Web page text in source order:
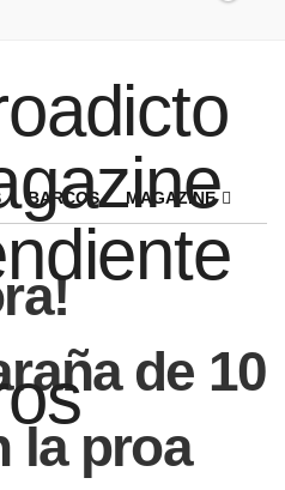
BARCOS MAGAZINE
de 10
la proa